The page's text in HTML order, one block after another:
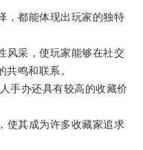
都能体现出玩家的独特
采，使玩家能够在社交
鸣和联系。
办还具有较高的收藏价
其成为许多收藏家追求